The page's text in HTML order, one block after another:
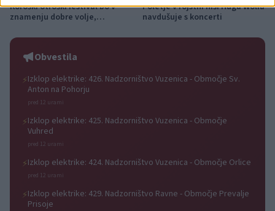
Koroški otroški festival bo v
znamenju dobre volje,
Poletje v rojstni hiši Huga Wolfa
navdušuje s koncerti
Obvestila
⚡Izklop elektrike: 426. Nadzorništvo Vuzenica - Območje Sv.
Anton na Pohorju
pred 12 urami
⚡Izklop elektrike: 425. Nadzorništvo Vuzenica - Območje
Vuhred
pred 12 urami
⚡Izklop elektrike: 424. Nadzorništvo Vuzenica - Območje Orlice
pred 12 urami
⚡Izklop elektrike: 429. Nadzorništvo Ravne - Območje Prevalje
Prisoje